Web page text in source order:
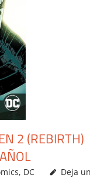
2 (REBIRTH)
Banana
, DC
Deja un